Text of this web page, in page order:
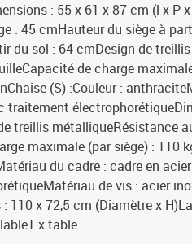
: 55 x 61 x 87 cm (l x P
: 45 cmHauteur du siège à
du sol : 64 cmDesign de
de charge
(S) :Couleur :
traitement
treillis métalliqueRésistance
maximale (par siège) : 110
du cadre : cadre en
de vis : acier
110 x 72,5 cm (Diamètre x
x table